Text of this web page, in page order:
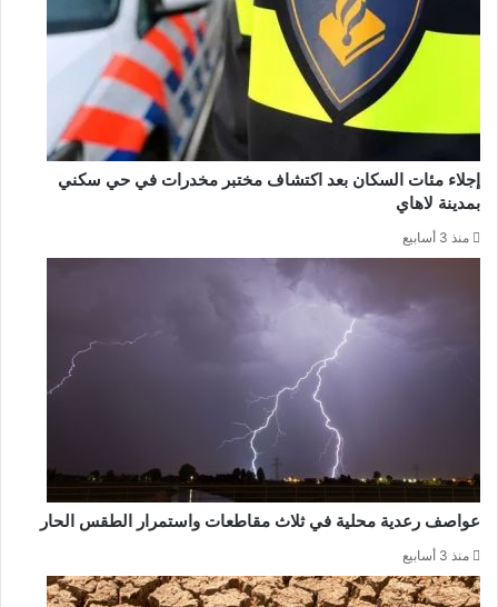
إجلاء مئات السكان بعد اكتشاف مختبر مخدرات في حي سكني
بمدينة لاهاي
منذ 3 أسابيع
عواصف رعدية محلية في ثلاث مقاطعات واستمرار الطقس الحار
منذ 3 أسابيع